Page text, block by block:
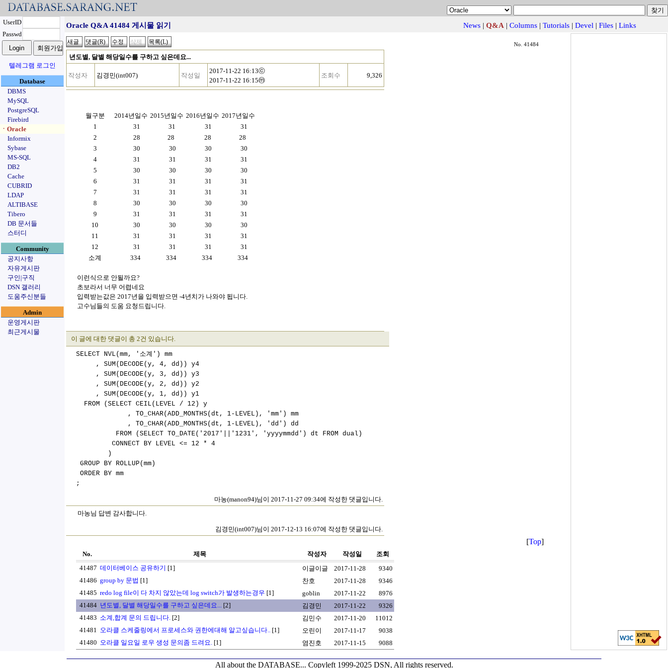
UserID
Passwd
텔레그램 로그인
Database
DBMS
MySQL
PostgreSQL
Firebird
ㆍOracle
Informix
Sybase
MS-SQL
DB2
Cache
CUBRID
LDAP
ALTIBASE
Tibero
DB 문서들
스터디
Community
공지사항
자유게시판
구인|구직
DSN 갤러리
도움주신분들
Admin
운영게시판
최근게시물
Oracle Q&A 41484 게시물 읽기 News | Q&A | Columns | Tutorials | Devel | Files | Links
No. 41484
년도별, 달별 해당일수를 구하고 싶은데요...
작성자 김경민(int007) 작성일
2017-11-22 16:13ⓒ
2017-11-22 16:15ⓜ
조회수 9,326
월구분 2014년일수 2015년일수 2016년일수 2017년일수
1
31 31 31
31
2
28 28 28
28
3
30 30 30
30
4
31 31 31
31
5
30 30 30
30
6
31 31 31
31
7
31 31 31
31
8
30 30 30
30
9
31 31 31
31
10
30 30 30
30
11
31 31 31
31
12
31 31 31
31
소계
334 334 334 334
이런식으로 안될까요?
초보라서 너무 어렵네요
입력받는값은 2017년을 입력받으면 -4년치가 나와야 됩니다.
고수님들의 도움 요청드립니다.
이 글에 대한 댓글이 총 2건 있습니다.
SELECT NVL(mm, '소계') mm
, SUM(DECODE(y, 4, dd)) y4
, SUM(DECODE(y, 3, dd)) y3
, SUM(DECODE(y, 2, dd)) y2
, SUM(DECODE(y, 1, dd)) y1
FROM (SELECT CEIL(LEVEL / 12) y
, TO_CHAR(ADD_MONTHS(dt, 1-LEVEL), 'mm') mm
, TO_CHAR(ADD_MONTHS(dt, 1-LEVEL), 'dd') dd
FROM (SELECT TO_DATE('2017'||'1231', 'yyyymmdd') dt FROM dual)
CONNECT BY LEVEL <= 12 * 4
)
GROUP BY ROLLUP(mm)
ORDER BY mm
;
마농(manon94)님이 2017-11-27 09:34에 작성한 댓글입니다.
마농님 답변 감사합니다.
김경민(int007)님이 2017-12-13 16:07에 작성한 댓글입니다.
[Top]
No. 제목 작성자 작성일
조회
41487 데이터베이스 공유하기 [1] 이글이글 2017-11-28
9340
41486 group by 문법 [1] 찬호 2017-11-28
9346
41485 redo log file이 다 차지 않았는데 log switch가 발생하는경우 [1] goblin 2017-11-22
8976
41484 년도별, 달별 해당일수를 구하고 싶은데요... [2] 김경민 2017-11-22
9326
41483 소계,합계 문의 드립니다. [2] 김민수 2017-11-20
11012
41481 오라클 스케줄링에서 프로세스와 권한에대해 알고싶습니다.. [1] 오린이 2017-11-17
9038
41480 오라클 일요일 로우 생성 문의좀 드려요. [1] 염진호 2017-11-15 9088
All about the DATABASE... Copyleft 1999-2025 DSN, All rights reserved.